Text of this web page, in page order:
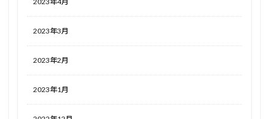
2023年3月
2023年2月
2023年1月